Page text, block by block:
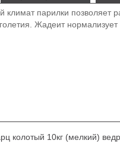
климат парилки позволяет
Жадеит
колотый 10кг (мелкий)